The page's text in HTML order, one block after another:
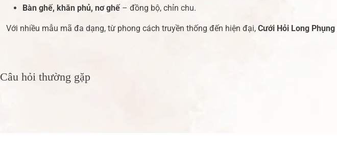
Bàn ghế, khăn phủ, nơ ghế– đồng bộ, chỉn chu.
Với nhiều mẫu mã đa dạng, từ phong cách truyền thống đến hiện đại, Cưới Hỏi Long Phụng
Câu hỏi thường gặp